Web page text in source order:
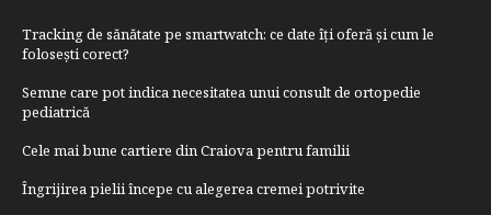
Tracking de sănătate pe smartwatch: ce date îți oferă și cum le
folosești corect?
Semne care pot indica necesitatea unui consult de ortopedie
pediatrică
Cele mai bune cartiere din Craiova pentru familii
Îngrijirea pielii începe cu alegerea cremei potrivite